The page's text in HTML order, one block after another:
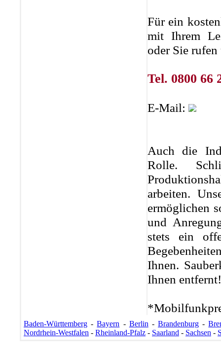
Für ein
mit Ihrem
oder Sie
Tel. 0800 66
E-Mail:
Auch die
Rolle.
arbeiten.
ermöglichen
und
stets ein
Ihnen.
Ihnen
Baden-Württemberg -Bayern - Berlin -Brandenburg -
Nordrhein-Westfalen - Rheinland-Pfalz - Saarland - Sachsen -